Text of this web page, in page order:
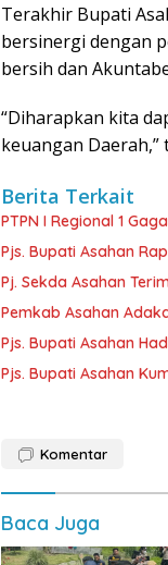
Terakhir Bupati
bersinergi dengan
bersih dan
“Diharapkan kita
keuangan Daerah,”
Berita Terkait
PTPN I Regional 1
Pjs. Bupati Asahan
Pj. Sekda Asahan
Pemkab Asahan
Pjs. Bupati Asahan
Pjs. Bupati Asahan
Komentar
Baca Juga